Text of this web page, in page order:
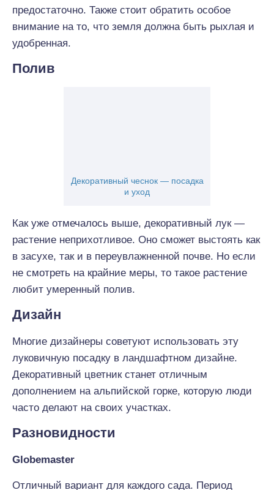
предостаточно. Также стоит обратить особое
внимание на то, что земля должна быть рыхлая и
удобренная.
Полив
Декоративный чеснок — посадка
и уход
Как уже отмечалось выше, декоративный лук —
растение неприхотливое. Оно сможет выстоять как
в засухе, так и в переувлажненной почве. Но если
не смотреть на крайние меры, то такое растение
любит умеренный полив.
Дизайн
Многие дизайнеры советуют использовать эту
луковичную посадку в ландшафтном дизайне.
Декоративный цветник станет отличным
дополнением на альпийской горке, которую люди
часто делают на своих участках.
Разновидности
Globemaster
Отличный вариант для каждого сада. Период